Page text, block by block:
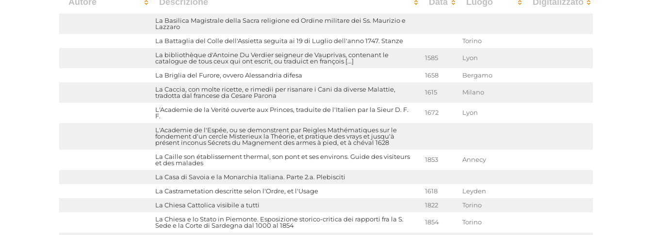
Autore Descrizione Data Luogo Digitalizzato
La Basilica Magistrale della Sacra religione ed Ordine militare dei Ss. Maurizio e
Lazzaro
La Battaglia del Colle dell'Assietta seguita ai 19 di Luglio dell'anno 1747. Stanze
Torino
La bibliothèque d'Antoine Du Verdier seigneur de Vauprivas, contenant le
catalogue de tous ceux qui ont escrit, ou traduict en françois [...]
1585 Lyon
La Briglia del Furore, ovvero Alessandria difesa 1658
Bergamo
La Caccia, con molte ricette, e rimedii per risanare i Cani da diverse Malattie,
tradotta dal francese da Cesare Parona
1615 Milano
L'Academie de la Verité ouverte aux Princes, traduite de l'Italien par la Sieur D. F.
F.
1672 Lyon
L'Academie de l'Espée, ou se demonstrent par Reigles Mathématiques sur le
fondement d'un cercle Misterieux la Théorie, et pratique des vrays et jusqu'à
présent inconus Sécrets du Magnement des armes à pied, et à chéval 1628
La Caille son établissement thermal, son pont et ses environs. Guide des visiteurs
et des malades
1853 Annecy
La Casa di Savoia e la Monarchia Italiana. Parte 2.a. Plebisciti
La Castrametation descritte selon l'Ordre, et l'Usage
1618
Leyden
La Chiesa Cattolica visibile a tutti
1822
Torino
La Chiesa e lo Stato in Piemonte. Esposizione storico-critica dei rapporti fra la S.
Sede e la Corte di Sardegna dal 1000 al 1854
1854 Torino